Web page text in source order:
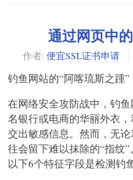
通过网页中
作者: 便宜SSL证书申请
钓鱼网站的“阿喀琉斯之踵
在网络安全攻防战中，钓
名银行或电商的华丽外衣
交出敏感信息。然而，无
往会留下难以抹除的“指纹
以下6个特征字段是检测钓